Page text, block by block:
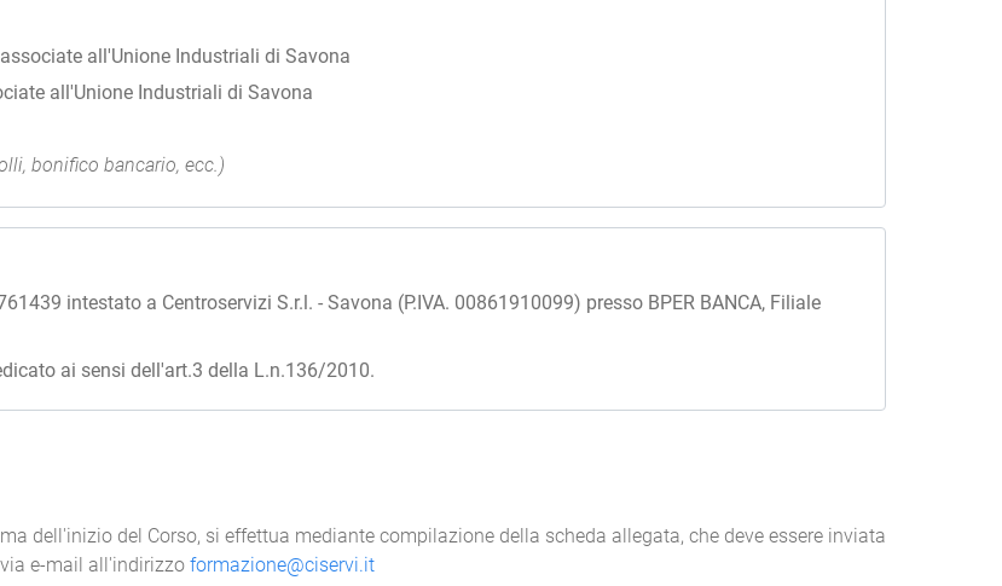
all'Unione Industriali di Savona
all'Unione Industriali di Savona
bonifico bancario, ecc.)
intestato a Centroservizi S.r.l. - Savona (P.IVA. 00861910099) presso BPER BANCA, Filiale
ai sensi dell'art.3 della L.n.136/2010.
dell'inizio del Corso, si effettua mediante compilazione della scheda allegata, che deve essere inviata
e-mail all'indirizzo formazione@ciservi.it